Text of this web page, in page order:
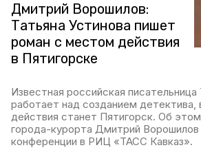
Дмитрий Ворошилов:
Татьяна Устинова пишет
роман с местом действия
в Пятигорске
Известная российская писательница
работает над созданием
действия станет Пятигорск. Об
города-курорта Дмитрий Ворошилов
конференции в РИЦ «ТАСС Кавказ».